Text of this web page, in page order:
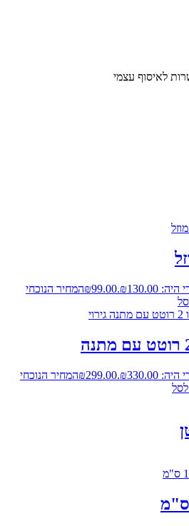
₪130.00.
₪99.00
המחיר הנוכחי
₪330.00.
₪299.00
המחיר הנוכחי